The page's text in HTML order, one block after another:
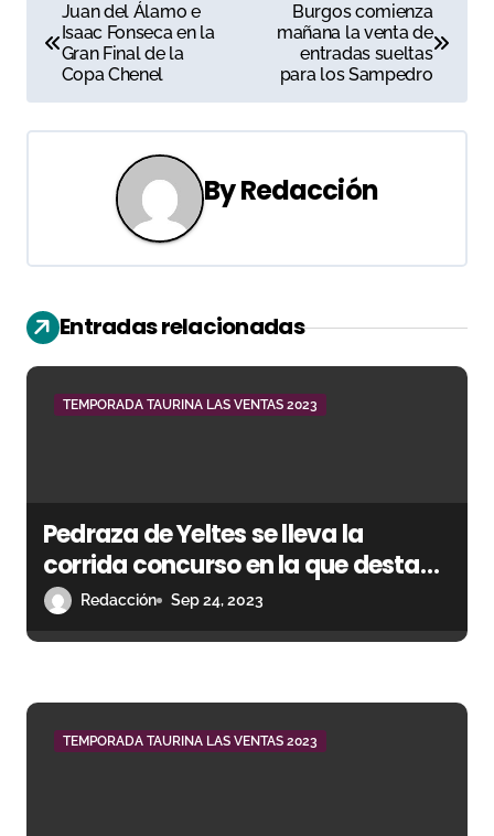
a
v
e
c
i
ó
e
n
t
a
Juan del Álamo e
Isaac Fonseca en la
Gran Final de la
Copa Chenel
Burgos comienza
mañana la venta de
entradas sueltas
para los Sampedro
ByRedacción
Entradas relacionadas
TEMPORADA TAURINA LAS VENTAS 2023
Pedraza de Yeltes se lleva la
corrida concurso en la que destaca
Gómez del Pilar
Redacción Sep 24, 2023
TEMPORADA TAURINA LAS VENTAS 2023